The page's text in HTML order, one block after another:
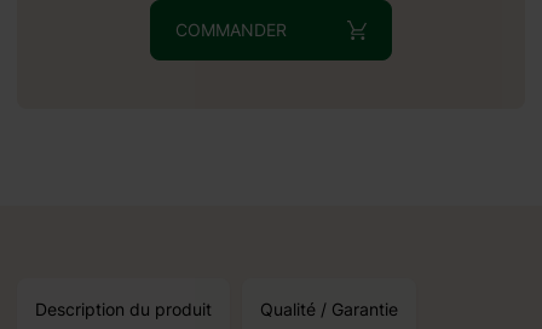
COMMANDER
Description du produit Qualité / Garantie